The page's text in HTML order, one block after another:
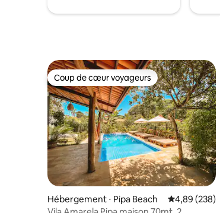
Coup de cœur voyageurs
Coup de cœur voyageurs
Hébergement ⋅ Pipa Beach Évaluation
4,89 (238)